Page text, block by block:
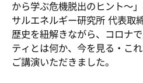
から学ぶ危機脱出のヒント～
サルエネルギー研究所 代表取
歴史を紐解きながら、コロナ
ティとは何か、今を見る・こ
ご講演いただきました。